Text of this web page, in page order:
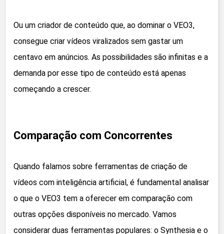
Ou um criador de conteúdo que, ao dominar o VEO3,
consegue criar vídeos viralizados sem gastar um
centavo em anúncios. As possibilidades são infinitas e a
demanda por esse tipo de conteúdo está apenas
começando a crescer.
Comparação com Concorrentes
Quando falamos sobre ferramentas de criação de
vídeos com inteligência artificial, é fundamental analisar
o que o VEO3 tem a oferecer em comparação com
outras opções disponíveis no mercado. Vamos
considerar duas ferramentas populares: o Synthesia e o